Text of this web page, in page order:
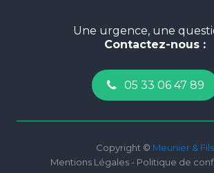
Une urgence, une
Contactez-nous :
05 33 06 47 89
Copyright © Meunier & Fils
Mentions Légales - Politique de